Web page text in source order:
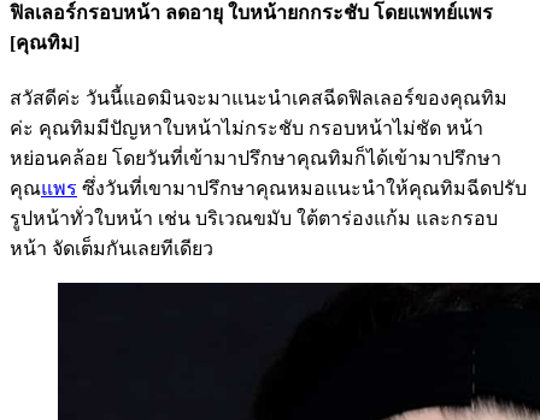
ฟิลเลอร์กรอบหน้า ลดอายุ ใบหน้ายกกระชับ โดยแพทย์แพร
[คุณทิม]
สวัสดีค่ะ วันนี้แอดมินจะมาแนะนำเคสฉีดฟิลเลอร์ของคุณทิม
ค่ะ คุณทิมมีปัญหาใบหน้าไม่กระชับ กรอบหน้าไม่ชัด หน้า
หย่อนคล้อย โดยวันที่เข้ามาปรึกษาคุณทิมก็ได้เข้ามาปรึกษา
คุณแพร ซึ่งวันที่เขามาปรึกษาคุณหมอแนะนำให้คุณทิมฉีดปรับ
รูปหน้าทั่วใบหน้า เช่น บริเวณขมับ ใต้ตาร่องแก้ม และกรอบ
หน้า จัดเต็มกันเลยทีเดียว